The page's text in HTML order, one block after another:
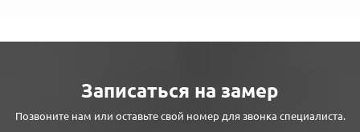
Записаться на замер
Позвоните нам или оставьте свой номер для звонка специалиста.